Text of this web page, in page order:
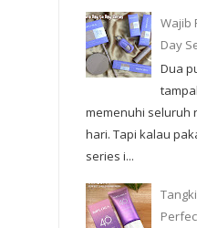
Wajib
Day
Dua
memenuhi seluruh
hari. Tapi kalau
series i...